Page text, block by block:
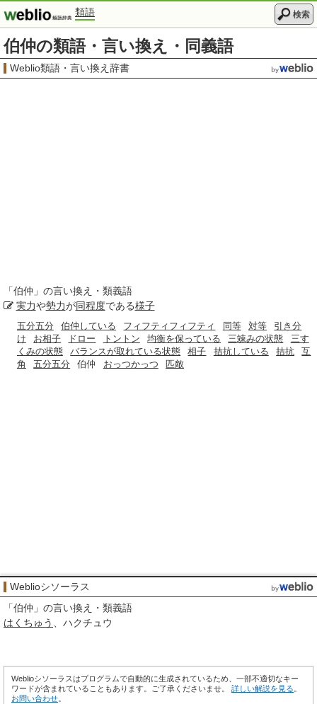
類語 検索
伯仲の類語・言い換え・同義語
Weblio類語・言い換え辞書
「伯仲 」の言い換え・類義語
実力や勢力が同程度である様子
五分五分 伯仲している フィフティフィフティ 同等 対等
引き分
け
お相子 ドロー トントン 均衡を保っている 三竦みの状態
三す
くみの状態
バランスが取れている状態 相子 拮抗している 拮抗
互
角
五分五分 伯仲 おっつかっつ 匹敵
Weblioシソーラス
「伯仲 」の言い換え・類義語
はくちゅう
ハクチュウ
Weblioシソーラスはプログラムで自動的に生成されているため、一部不適切なキー
ワードが含まれていることもあります。ご了承くださいませ。 詳しい解説を見る。
お問い合わせ。